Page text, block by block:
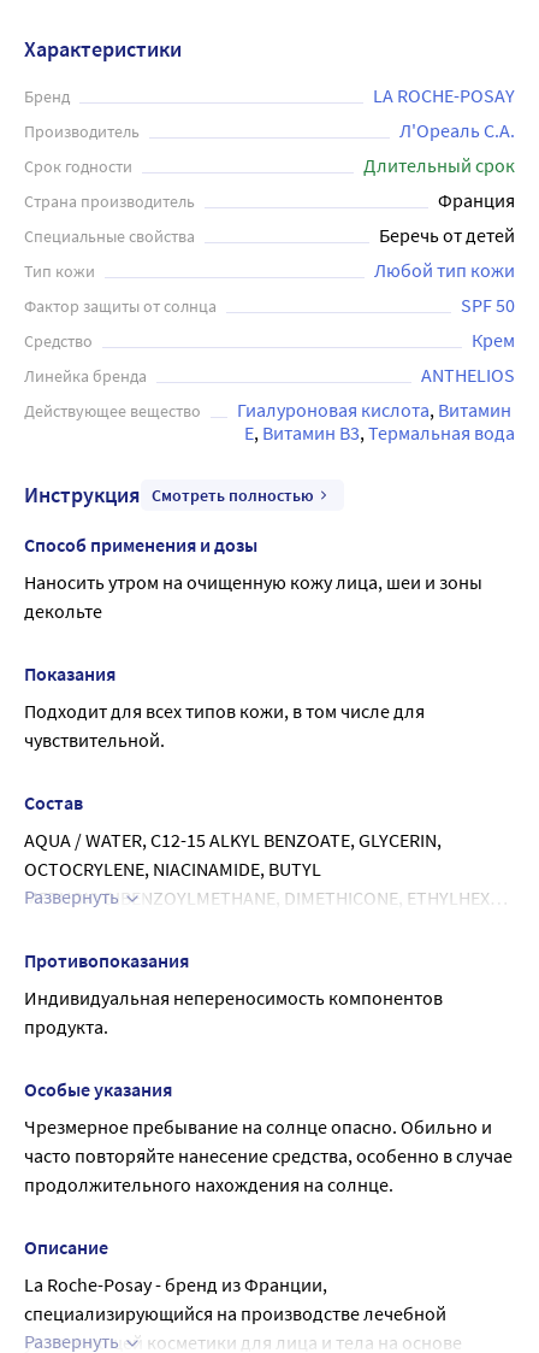
высокий уровень защиты SPF50+ и PPD19, что
обеспечивает надежную защиту от солнечных ожогов и
уменьшает риски развития рака кожи. Заметно
сокращает морщины и пигментные пятна. Подходит для
Протестировано под контролем дерматологов и
офтальмологов. Он также содержит активные
ингредиенты, которые помогают увлажнять и питать
кожу, повышая ее упругость и улучшая тонус. Наносить
утром на очищенную кожу лица, шеи и зоны декольте. La
антивозрастной крем для лица - это идеальный выбор
для тех, кто хочет сохранять здоровье и красоту кожи в
любое время года.
Характеристики
Бренд LA ROCHE-POSAY
Производитель Л'Ореаль С.А.
Срок годности Длительный срок
Страна производитель Франция
Специальные свойства Беречь от детей
Тип кожи Любой тип кожи
Фактор защиты от солнца SPF 50
Средство Крем
Линейка бренда ANTHELIOS
Действующее вещество Гиалуроновая кислота Витамин
E Витамин B3 Термальная вода
Инструкция Смотреть полностью
Способ применения и дозы
Наносить утром на очищенную кожу лица, шеи и зоны
декольте
Показания
Подходит для всех типов кожи, в том числе для
чувствительной.
Состав
AQUA / WATER, C12-15 ALKYL BENZOATE, GLYCERIN,
OCTOCRYLENE, NIACINAMIDE, BUTYL
METHOXYDIBENZOYLMETHANE, DIMETHICONE, ETHYLHEXYL
VINYL DIMETHICONE/METHICONE SILSESQUIOXANE
SULFONIC ACID, POTASSIUM CETYL PHOSPHATE,
DROMETRIZOLE TRISILOXANE, PEG-100 STEARATE, STEARYL
POLYACRYLOYLDIMETHYL TAURATE, BENZYL ALCOHOL,
BENZYL BENZOATE, CAPRYLOYL SALICYLIC ACID, CAPRYLYL
GLYCOL, HYDROLYZED HYALURONIC ACID,
PHENOXYETHANOL, PHENYLETHYL RESORCINOL,
TRISODIUM ETHYLENEDIAMINE DISUCCINATE, XANTHAN
GUM, PARFUM / FRAGRANCE
Развернуть
Противопоказания
Индивидуальная непереносимость компонентов
продукта.
Особые указания
Чрезмерное пребывание на солнце опасно. Обильно и
часто повторяйте нанесение средства, особенно в случае
продолжительного нахождения на солнце.
Описание
La Roche-Posay - бренд из Франции,
специализирующийся на производстве лечебной
ухаживающей косметики для лица и тела на основе
Развернуть